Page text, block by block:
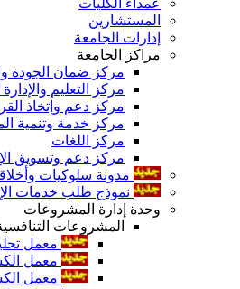
المستشارين
إدارات الجامعة
مراكز الجامعة
مركز ضمان الجودة
مركز التعليم والإدارة
مركز دعم وإتخاذ
مركز خدمة وتنمية
مركز اللغات
مركز دعم وتسويق
مدونة سلوكيات
نموذج طلب خدمات
وحدة إدارة المشروعات
المشروعات
معمل
معمل
معمل